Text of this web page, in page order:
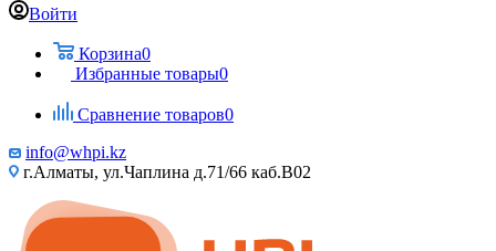
Войти
Корзина0
Избранные товары0
Сравнение товаров0
info@whpi.kz
г.Алматы, ул.Чаплина д.71/66 каб.B02